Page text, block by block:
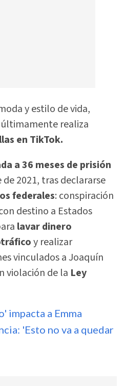
y estilo de vida,
realiza
en TikTok.
a 36 meses de prisión
2021, tras declararse
federales: conspiración
destino a Estados
lavar dinero
y realizar
vinculados a Joaquín
violación de la Ley
impacta a Emma
'Esto no va a quedar